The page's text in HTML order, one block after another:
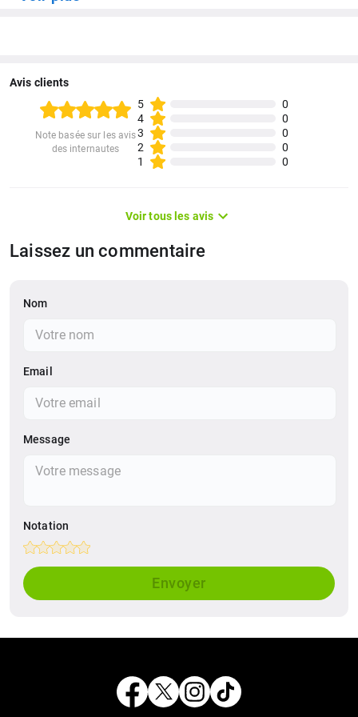
Avis clients
Note basée sur les avis
des internautes
5
0
4
0
3
0
2
0
1
0
Voir tous les avis
Laissez un commentaire
Nom
Email
Message
Notation
1 Star
2 Stars
3 Stars
4 Stars
5 Stars
Empty
Envoyer